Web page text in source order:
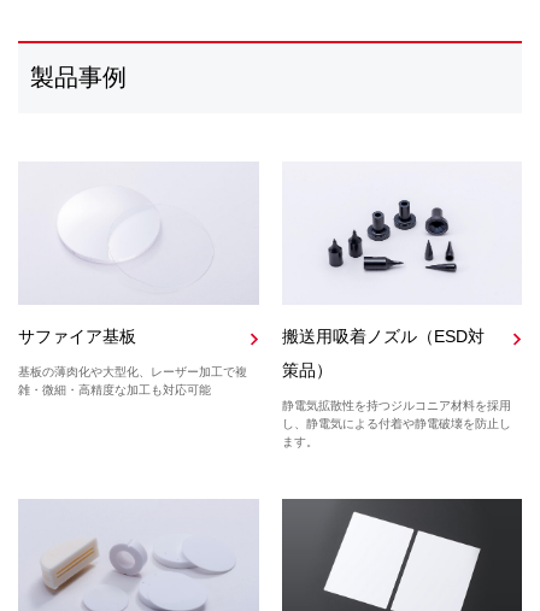
製品事例
サファイア基板
基板の薄肉化や大型化、レーザー加工で複
雑・微細・高精度な加工も対応可能
搬送用吸着ノズル（ESD対
策品）
静電気拡散性を持つジルコニア材料を採用
し、静電気による付着や静電破壊を防止し
ます。